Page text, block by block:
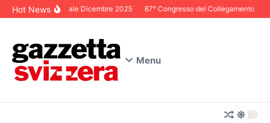
Salta al contenuto
Hot NewsEditoriale Dicembre 2025 87° Congresso del Collegamento
Menu